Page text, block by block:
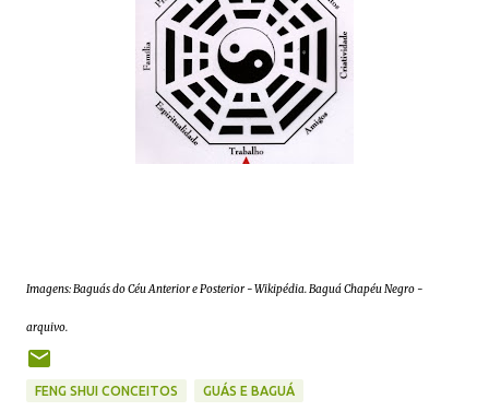
Imagens: Baguás do Céu Anterior e Posterior - Wikipédia. Baguá Chapéu Negro -
arquivo.
FENG SHUI CONCEITOS GUÁS E BAGUÁ